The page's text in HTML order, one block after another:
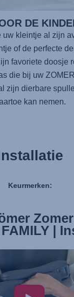
DE
uw kleintje al zijn
of de perfecte
favoriete doosje
die bij uw
zijn dierbare
kan nemen.
Keurmerken:
|